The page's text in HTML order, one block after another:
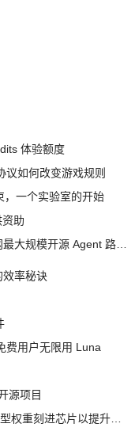
体验额度
如何改变游戏规则
一个实验室的开始
助
效率秘诀
费用户无限用 Luna
源项目